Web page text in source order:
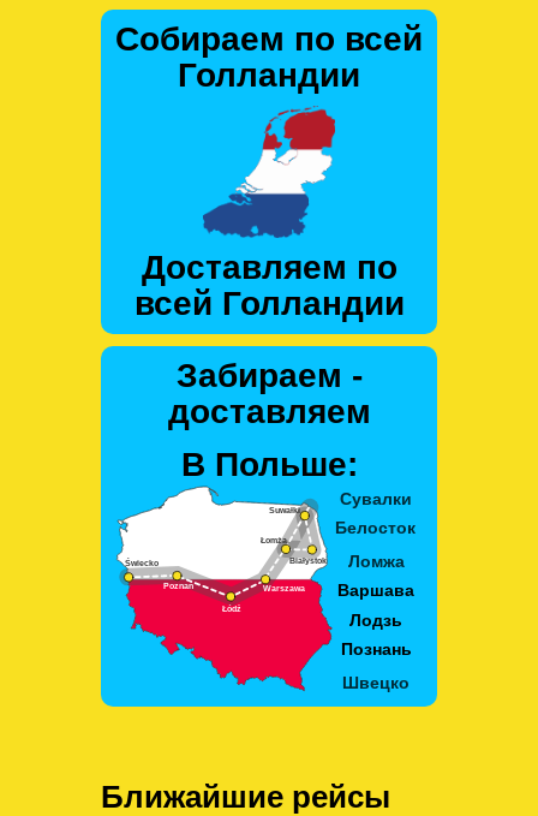
Собираем по всей
Голландии
Доставляем по
всей Голландии
Забираем -
доставляем
В Польше:
Ближайшие рейсы